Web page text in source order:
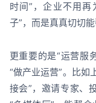
时间”，企业不用再
子”，而是真真切切能
更重要的是“运营服
“做产业运营”。比如
接会”，邀请专家、